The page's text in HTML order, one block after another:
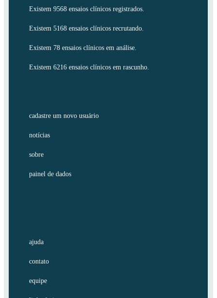
Existem 9568 ensaios clínicos registrados.
Existem 5168 ensaios clínicos recrutando.
Existem 78 ensaios clínicos em análise.
Existem 6216 ensaios clínicos em rascunho.
cadastre um novo usuário
notícias
sobre
painel de dados
ajuda
contato
equipe